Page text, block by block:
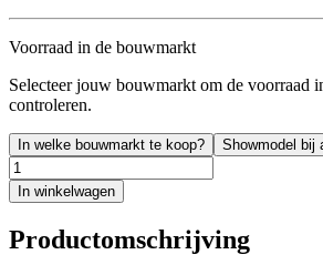
Voorraad in de bouwmarkt
Selecteer jouw bouwmarkt om de voorraad
controleren.
In welke bouwmarkt te koop? Showmodel bij
In winkelwagen
Productomschrijving